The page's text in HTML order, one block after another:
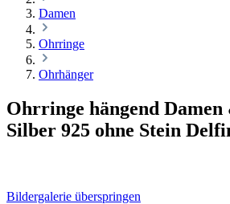
Damen
Ohrringe
Ohrhänger
Ohrringe hängend
Silber 925 ohne Stein
Bildergalerie überspringen